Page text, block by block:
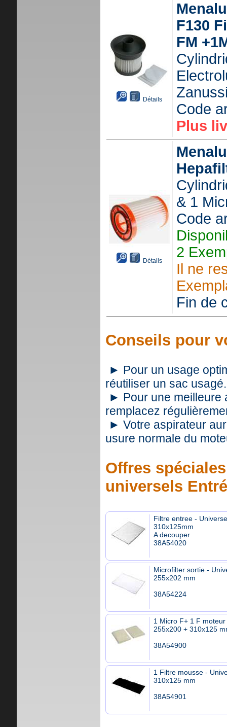
Détails
F130
FM
Code
Plus
Détails
& 1
Code
2
Il ne
Fin de
Conseils pour
► Pour un usage
réutiliser un sac usagé.
► Pour une meilleure
remplacez
► Votre aspirateur
usure normale du
Offres
universels
Filtre entree -
310x125mm
A decouper
38A54020
Microfilter sortie -
255x202 mm
38A54224
1 Micro F+ 1 F
255x200 + 310x125
38A54900
1 Filtre mousse -
310x125 mm
38A54901